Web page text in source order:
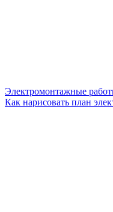
Электромонтажные
Как нарисовать план